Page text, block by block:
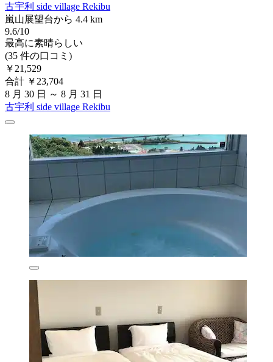
古宇利 side village Rekibu
嵐山展望台から 4.4 km
9.6/10
最高に素晴らしい
(35 件の口コミ)
￥21,529
合計 ￥23,704
8 月 30 日 ～ 8 月 31 日
古宇利 side village Rekibu